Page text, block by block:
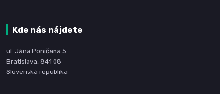
Kde nás nájdete
ul. Jána Poničana 5
Bratislava, 841 08
Slovenská republika